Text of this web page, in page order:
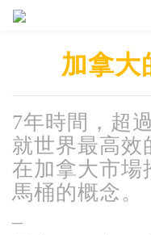
加拿大
7年時間，超
就世界最高效
在加拿大市場
馬桶的概念。
–